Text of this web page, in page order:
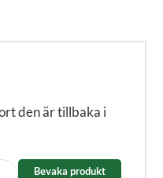
den är tillbaka i
Bevaka produkt